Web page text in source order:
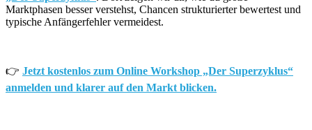
Marktphasen besser verstehst, Chancen strukturierter bewertest und
typische Anfängerfehler vermeidest.
👉 Jetzt kostenlos zum Online Workshop „Der Superzyklus“
anmelden und klarer auf den Markt blicken.